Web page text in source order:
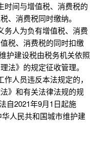
间与增值税、消费税的
、消费税同时缴纳。
人为负有增值税、消费
税、消费税的同时扣缴
建设税由税务机关依照
法》的规定征收管理。
人员违反本法规定的，
》和有关法律法规的规
2021年9月1日起施
人民共和国城市维护建